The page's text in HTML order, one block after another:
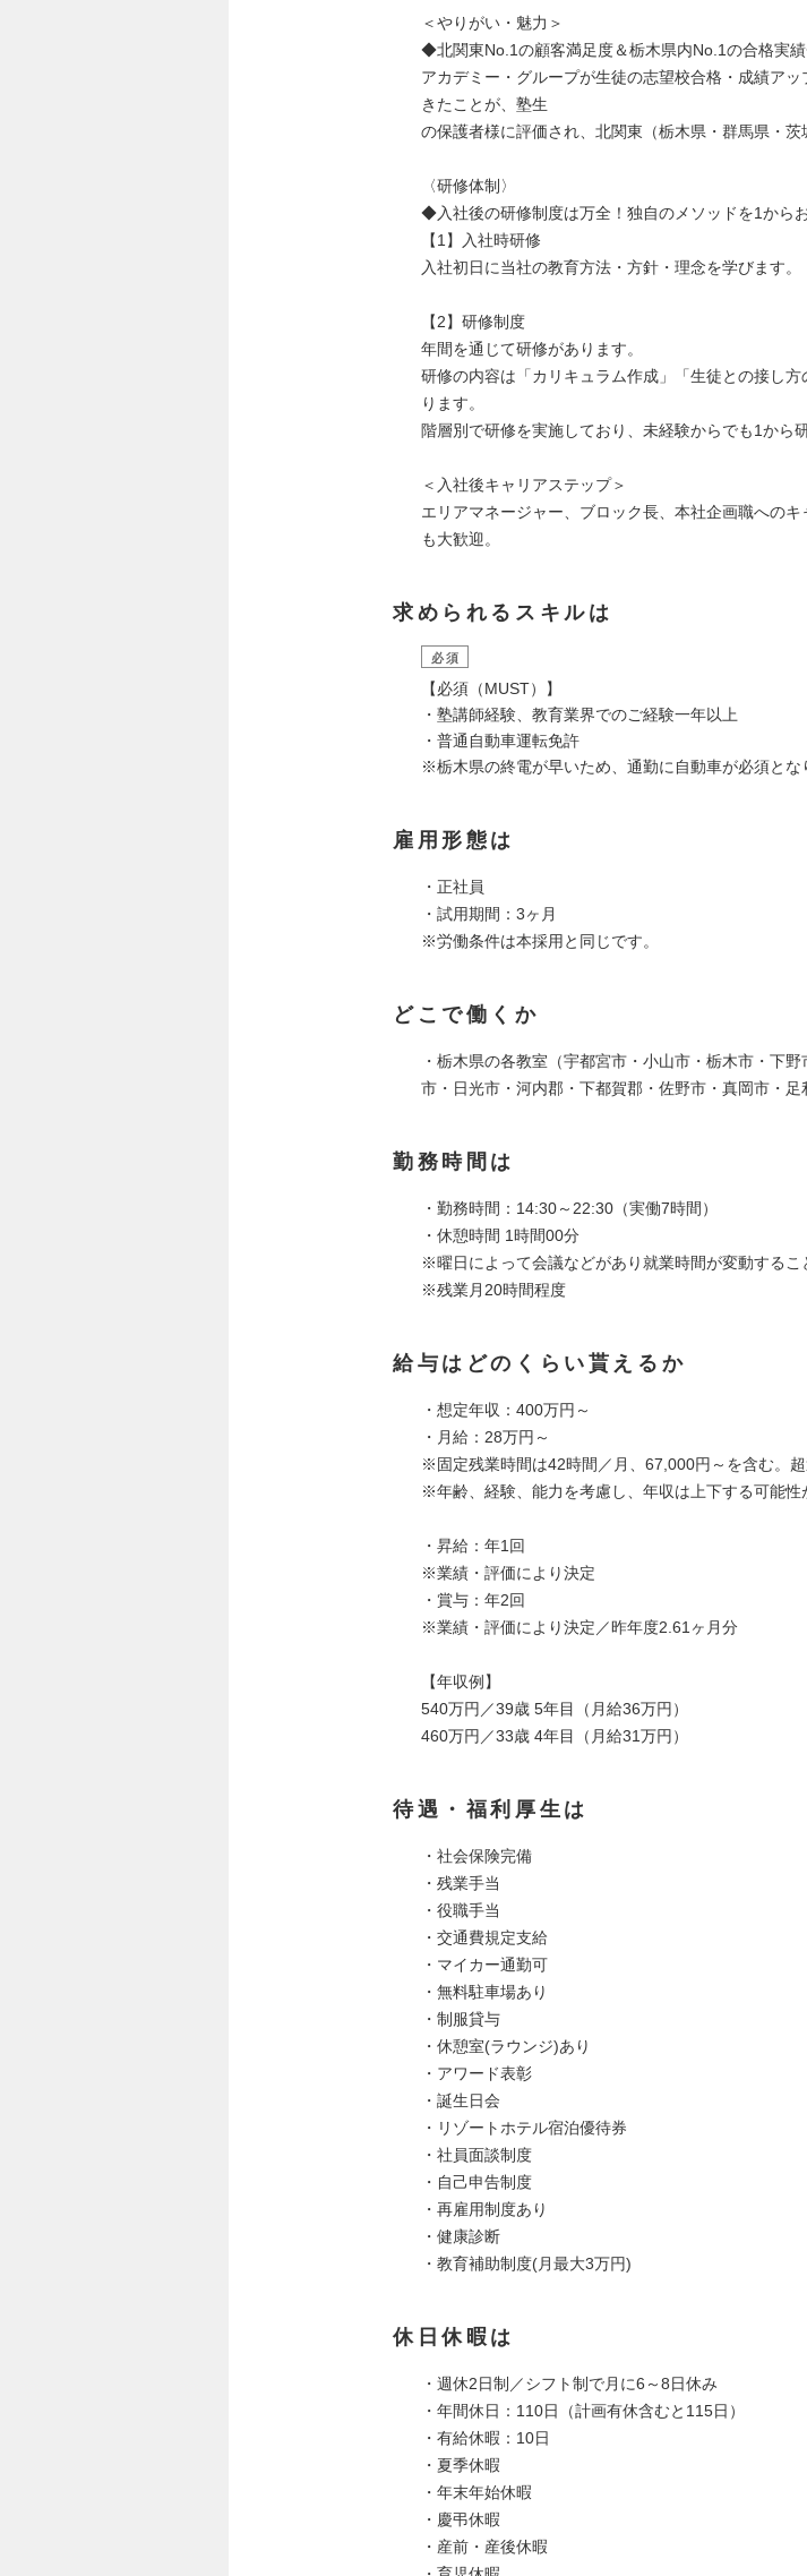
＜やりがい・魅力＞
◆北関東No.1の顧客満足度＆栃木県内No.1の合格実
アカデミー・グループが生徒の志望校合格・成績ア
きたことが、塾生
の保護者様に評価され、北関東（栃木県・群馬県・茨
〈研修体制〉
◆入社後の研修制度は万全！独自のメソッドを1から
【1】入社時研修
入社初日に当社の教育方法・方針・理念を学びます。
【2】研修制度
年間を通じて研修があります。
研修の内容は「カリキュラム作成」「生徒との接し
ります。
階層別で研修を実施しており、未経験からでも1から
＜入社後キャリアステップ＞
エリアマネージャー、ブロック長、本社企画職への
も大歓迎。
求められるスキルは
必須
【必須（MUST）】
・塾講師経験、教育業界でのご経験一年以上
・普通自動車運転免許
※栃木県の終電が早いため、通勤に自動車が必須とな
雇用形態は
・正社員
・試用期間：3ヶ月
※労働条件は本採用と同じです。
どこで働くか
・栃木県の各教室（宇都宮市・小山市・栃木市・下
市・日光市・河内郡・下都賀郡・佐野市・真岡市・足
勤務時間は
・勤務時間：14:30～22:30（実働7時間）
・休憩時間 1時間00分
※曜日によって会議などがあり就業時間が変動するこ
※残業月20時間程度
給与はどのくらい貰えるか
・想定年収：400万円～
・月給：28万円～
※固定残業時間は42時間／月、67,000円～を含む。超
※年齢、経験、能力を考慮し、年収は上下する可能性
・昇給：年1回
※業績・評価により決定
・賞与：年2回
※業績・評価により決定／昨年度2.61ヶ月分
【年収例】
540万円／39歳 5年目（月給36万円）
460万円／33歳 4年目（月給31万円）
待遇・福利厚生は
・社会保険完備
・残業手当
・役職手当
・交通費規定支給
・マイカー通勤可
・無料駐車場あり
・制服貸与
・休憩室(ラウンジ)あり
・アワード表彰
・誕生日会
・リゾートホテル宿泊優待券
・社員面談制度
・自己申告制度
・再雇用制度あり
・健康診断
・教育補助制度(月最大3万円)
休日休暇は
・週休2日制／シフト制で月に6～8日休み
・年間休日：110日（計画有休含むと115日）
・有給休暇：10日
・夏季休暇
・年末年始休暇
・慶弔休暇
・産前・産後休暇